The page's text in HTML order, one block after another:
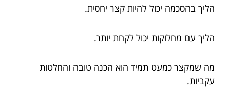
הליך בהסכמה יכול להיות קצר יחסית.
הליך עם מחלוקות יכול לקחת יותר.
מה שמקצר כמעט תמיד הוא הכנה טובה והחלטות
עקביות.